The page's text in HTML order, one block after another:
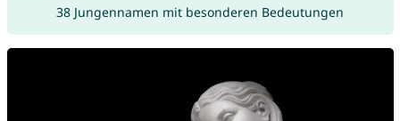
38 Jungennamen mit besonderen Bedeutungen